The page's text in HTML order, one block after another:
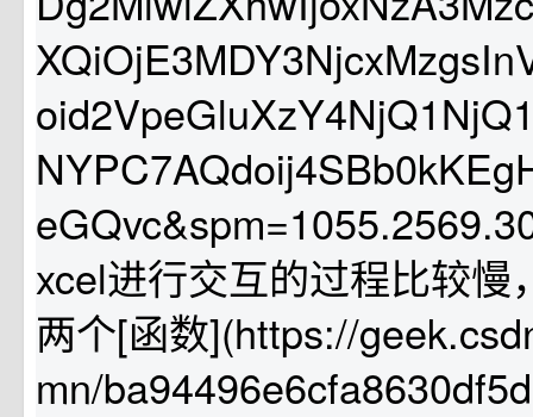
xcel进行交互的过程比较慢
两个[函数](https://
mn/